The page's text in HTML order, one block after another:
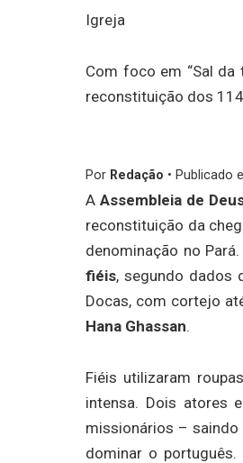
Igreja
Com foco em “Sal da
reconstituição dos
Por Redação • Publicado
AAssembleia de
reconstituição da
denominação no
fiéis, segundo dados
Docas, com cortejo
Hana Ghassan.
Fiéis utilizaram
intensa. Dois atores
missionários – saindo
dominar o